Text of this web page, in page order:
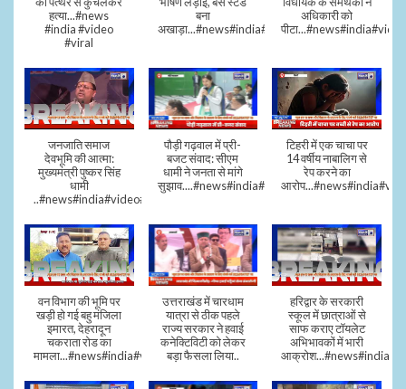
हत्या...#news
#india #video
#viral
बना
अखाड़ा...#news#india#video#viral
अधिकारी को
जनजाति समाज
देवभूमि की आत्मा:
मुख्यमंत्री पुष्कर सिंह
धामी
..#news#india#video#viral
पौड़ी गढ़वाल में प्री-
बजट संवाद: सीएम
धामी ने जनता से मांगे
सुझाव....#news#india#video#viral
टिहरी में एक चाचा पर
14 वर्षीय नाबालिग से
रेप करने का
वन विभाग की भूमि पर
खड़ी हो गई बहु मंजिला
इमारत, देहरादून
चकराता रोड का
मामला...#news#india#video
उत्तराखंड में चारधाम
यात्रा से ठीक पहले
राज्य सरकार ने हवाई
कनेक्टिविटी को लेकर
बड़ा फैसला लिया..
हरिद्वार के सरकारी
स्कूल में छात्राओं से
साफ कराए टॉयलेट
अभिभावकों में भारी
आक्रोश...#news#india